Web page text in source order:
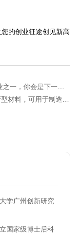
的创业征途创见新高
学广州创新研究
国家级博士后科